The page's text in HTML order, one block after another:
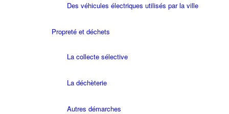
Des véhicules électriques utilisés par la ville
Propreté et déchets
La collecte sélective
La déchèterie
Autres démarches